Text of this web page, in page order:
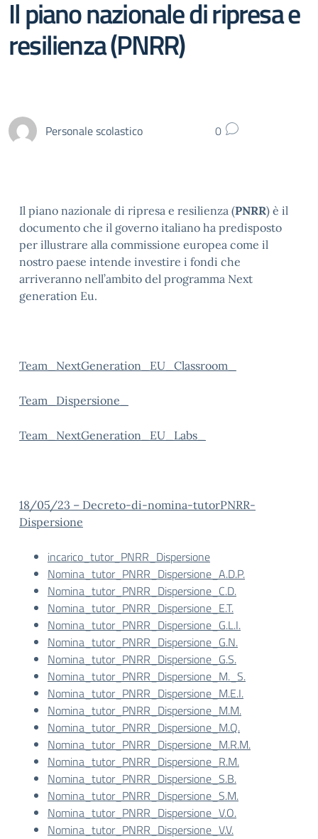
Il piano nazionale di ripresa e
resilienza (PNRR)
Personale scolastico 0
Il piano nazionale di ripresa e resilienza (PNRR) è il
documento che il governo italiano ha predisposto
per illustrare alla commissione europea come il
nostro paese intende investire i fondi che
arriveranno nell’ambito del programma Next
generation Eu.
Team_NextGeneration_EU_Classroom_
Team_Dispersione_
Team_NextGeneration_EU_Labs_
18/05/23 – Decreto-di-nomina-tutorPNRR-
Dispersione
incarico_tutor_PNRR_Dispersione
Nomina_tutor_PNRR_Dispersione_A.D.P.
Nomina_tutor_PNRR_Dispersione_C.D.
Nomina_tutor_PNRR_Dispersione_E.T.
Nomina_tutor_PNRR_Dispersione_G.L.I.
Nomina_tutor_PNRR_Dispersione_G.N.
Nomina_tutor_PNRR_Dispersione_G.S.
Nomina_tutor_PNRR_Dispersione_M._S.
Nomina_tutor_PNRR_Dispersione_M.E.I.
Nomina_tutor_PNRR_Dispersione_M.M.
Nomina_tutor_PNRR_Dispersione_M.Q.
Nomina_tutor_PNRR_Dispersione_M.R.M.
Nomina_tutor_PNRR_Dispersione_R.M.
Nomina_tutor_PNRR_Dispersione_S.B.
Nomina_tutor_PNRR_Dispersione_S.M.
Nomina_tutor_PNRR_Dispersione_V.O.
Nomina_tutor_PNRR_Dispersione_V.V.